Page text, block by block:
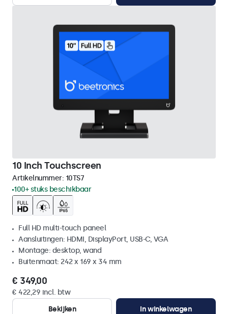
10 Inch Touchscreen
Artikelnummer: 10TS7
100+ stuks beschikbaar
Full HD multi-touch paneel
Aansluitingen: HDMI, DisplayPort, USB-C, VGA
Montage: desktop, wand
Buitenmaat: 242 x 169 x 34 mm
€ 349,00
€ 422,29 incl. btw
Bekijken
In winkelwagen